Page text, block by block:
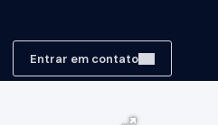
Entrar em contato